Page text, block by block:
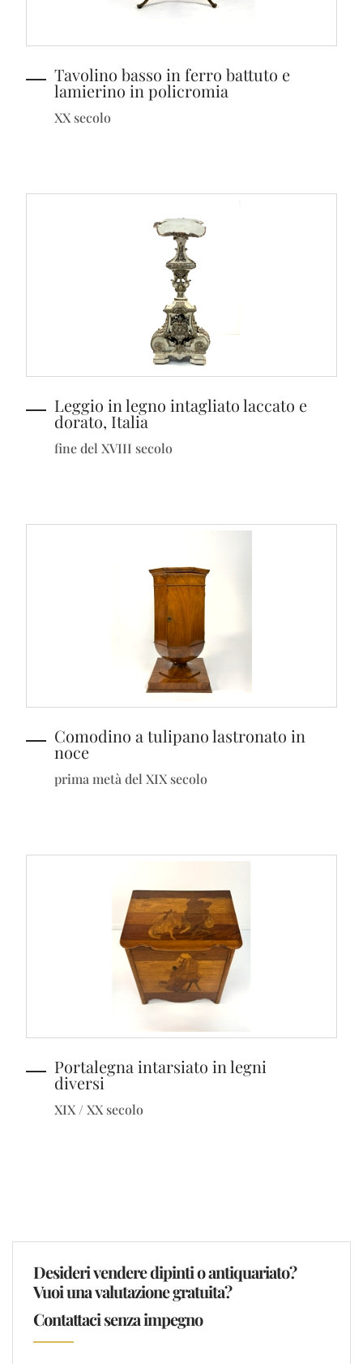
Tavolino basso in ferro battuto e
lamierino in policromia
XX secolo
Leggio in legno intagliato laccato e
dorato, Italia
fine del XVIII secolo
Comodino a tulipano lastronato in
noce
prima metà del XIX secolo
Portalegna intarsiato in legni
diversi
XIX / XX secolo
Desideri vendere dipinti o antiquariato?
Vuoi una valutazione gratuita?
Contattaci senza impegno